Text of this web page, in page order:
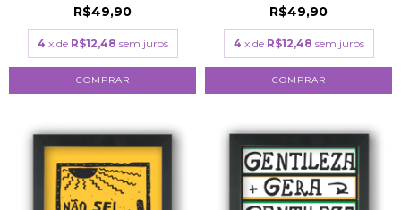
R$49,90
4 x de R$12,48 sem juros
COMPRAR
R$49,90
4 x de R$12,48 sem juros
COMPRAR